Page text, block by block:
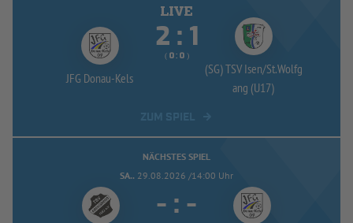
JFG Donau-Kels
 : 
( :  )
(SG) TSV Isen/St.Wolfg
ang (U17)
NÄCHSTES SPIEL
SA.. 29.08.2026 /14:00 Uhr
- : -